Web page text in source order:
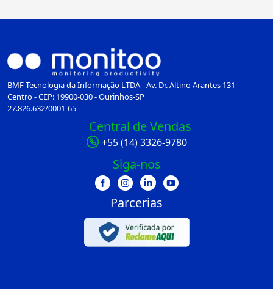
BMF Tecnologia da Informação LTDA - Av. Dr. Altino Arantes 131 -
Centro - CEP: 19900-030 - Ourinhos-SP
27.826.632/0001-65
Central de Vendas
+55 (14) 3326-9780
Siga-nos
Parcerias